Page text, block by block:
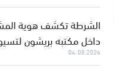
الشرطة تكشف هوية
داخل مكتبه بريشون
04.08.2026